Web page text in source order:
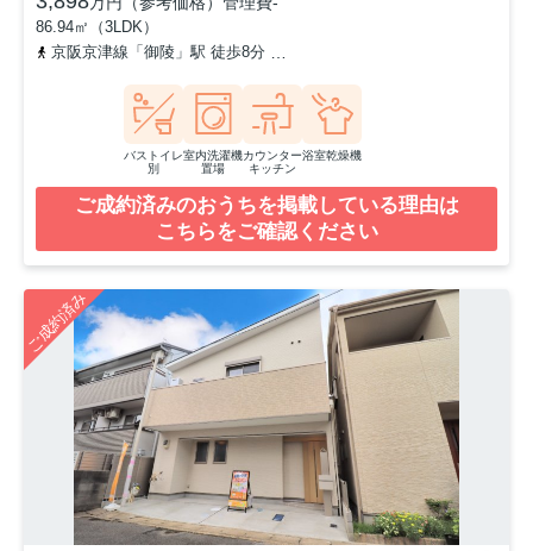
86.94㎡（3LDK）
京阪京津線「御陵」駅 徒歩8分
バストイレ
別
室内洗濯機
置場
カウンター
キッチン
浴室乾燥機
ご成約済みのおうちを掲載している理由は
こちらをご確認ください
ご成約済み